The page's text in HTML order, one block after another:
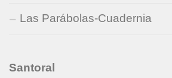
Las Parábolas-Cuadernia
Santoral